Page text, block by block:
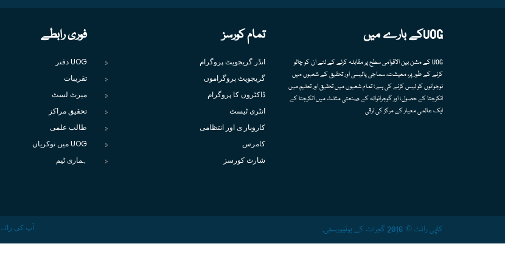
UOGکے بارے میں
UOG کے مشن بین الاقوامی سطح پر مقابلہ کرنے کے لئے ان کو چالو
کرنے کے طور پر، معیشت، سماجی پالیسی اور تحقیق کے شعبوں میں
نوجوانوں کو لیس کرنے کی ہے؛ تمام شعبوں میں تحقیق اور تعلیم میں
اتکرجتا کے حصول؛ اور گوجرانوالہ کے صنعتی مثلث میں اتکرجتا کے
ایک عالمی معیار کے مرکز کی ترقی
تمام کورسز
انڈر گریجویٹ پروگرام
گریجویٹ پروگراموں
ڈاکٹروں کا پروگرام
انٹری ٹیسٹ
کاروبار ی اور انتظامی
کامرس
شارٹ کورسز
فوری رابطے
UOG دفتر
تقریبات
میرٹ لسٹ
تحقیق مراکز
طالب علمی
UOG میں نوکریاں
ہماری ٹیم
کاپی رائٹ © 2016 گجرات کے یونیورسٹی. آپ کی رائے